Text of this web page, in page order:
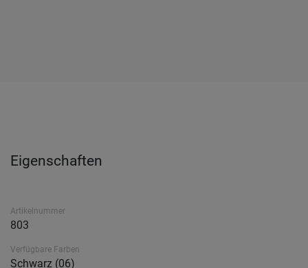
Eigenschaften
Artikelnummer
803
Verfügbare Farben
Schwarz (06)